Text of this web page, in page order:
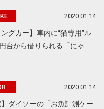
2020.01.14
ングカー】車内に“猫専用”ル
台から借りられる「にゃ…
2020.01.14
】ダイソーの「お魚計測ケー